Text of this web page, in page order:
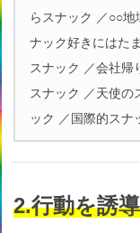
らスナック ／○○
ナック好きにはた
スナック ／会社帰
スナック ／天使の
ック ／国際的スナ
2.行動を誘